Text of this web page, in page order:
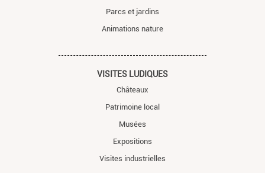
Parcs et jardins
Animations nature
VISITES LUDIQUES
Châteaux
Patrimoine local
Musées
Expositions
Visites industrielles